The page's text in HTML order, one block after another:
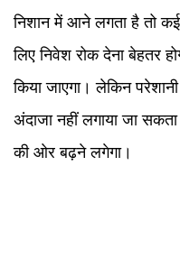
निशान में आने लगता है तो
लिए निवेश रोक देना बेहतर
किया जाएगा। लेकिन
अंदाजा नहीं लगाया जा
की ओर बढ़ने लगेगा।